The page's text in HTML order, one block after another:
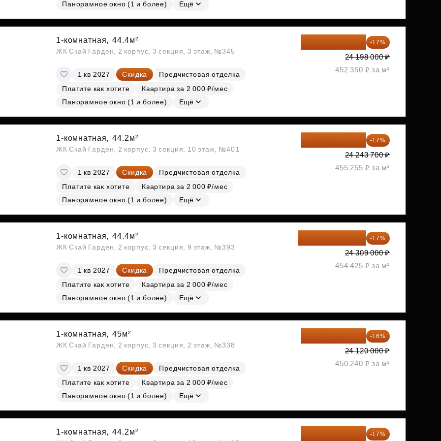
СубсидииПанорамное окно (1 и более)
Ещё
1-комнатная, 44.4м²
ЖК Скай Гарден, 2 корпус, 3 секция, 3 этаж, №345
1 кв 2027 Скидка
Предчистовая отделка
Платите как хотите
Квартира за 2 000 ₽/мес
Панорамное окно (1 и более)
Ещё
-17%
24 198 000 ₽
452 350 ₽ за м²
1-комнатная, 44.2м²
ЖК Скай Гарден, 2 корпус, 3 секция, 10 этаж, №401
1 кв 2027 Скидка
Предчистовая отделка
Платите как хотите
Квартира за 2 000 ₽/мес
Панорамное окно (1 и более)
Ещё
-17%
24 243 700 ₽
455 255 ₽ за м²
1-комнатная, 44.4м²
ЖК Скай Гарден, 2 корпус, 3 секция, 9 этаж, №393
1 кв 2027 Скидка
Предчистовая отделка
Платите как хотите
Квартира за 2 000 ₽/мес
Панорамное окно (1 и более)
Ещё
-17%
24 309 000 ₽
454 425 ₽ за м²
1-комнатная, 45м²
ЖК Скай Гарден, 2 корпус, 3 секция, 2 этаж, №338
1 кв 2027 Скидка
Предчистовая отделка
Платите как хотите
Квартира за 2 000 ₽/мес
Панорамное окно (1 и более)
Ещё
-16%
24 120 000 ₽
450 240 ₽ за м²
1-комнатная, 44.2м² -17%